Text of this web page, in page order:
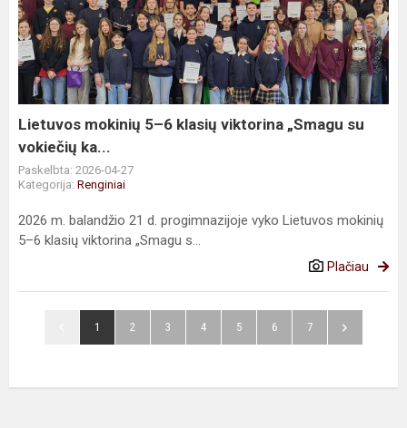
5–
6
klasių
viktorina
„Smagu
su
vokiečių
ka...
Lietuvos mokinių 5–6 klasių viktorina „Smagu su
vokiečių ka...
Paskelbta: 2026-04-27
Kategorija: Renginiai
2026 m. balandžio 21 d. progimnazijoje vyko Lietuvos mokinių
5–6 klasių viktorina „Smagu s...
Plačiau
1 2 3 4 5 6 7